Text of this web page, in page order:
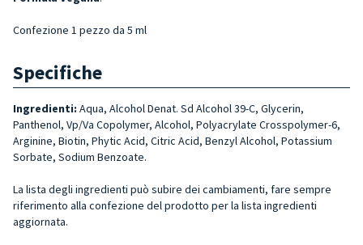
Confezione 1 pezzo da 5 ml
Specifiche
Ingredienti: Aqua, Alcohol Denat. Sd Alcohol 39-C, Glycerin,
Panthenol, Vp/Va Copolymer, Alcohol, Polyacrylate Crosspolymer-6,
Arginine, Biotin, Phytic Acid, Citric Acid, Benzyl Alcohol, Potassium
Sorbate, Sodium Benzoate.
La lista degli ingredienti può subire dei cambiamenti, fare sempre
riferimento alla confezione del prodotto per la lista ingredienti
aggiornata.